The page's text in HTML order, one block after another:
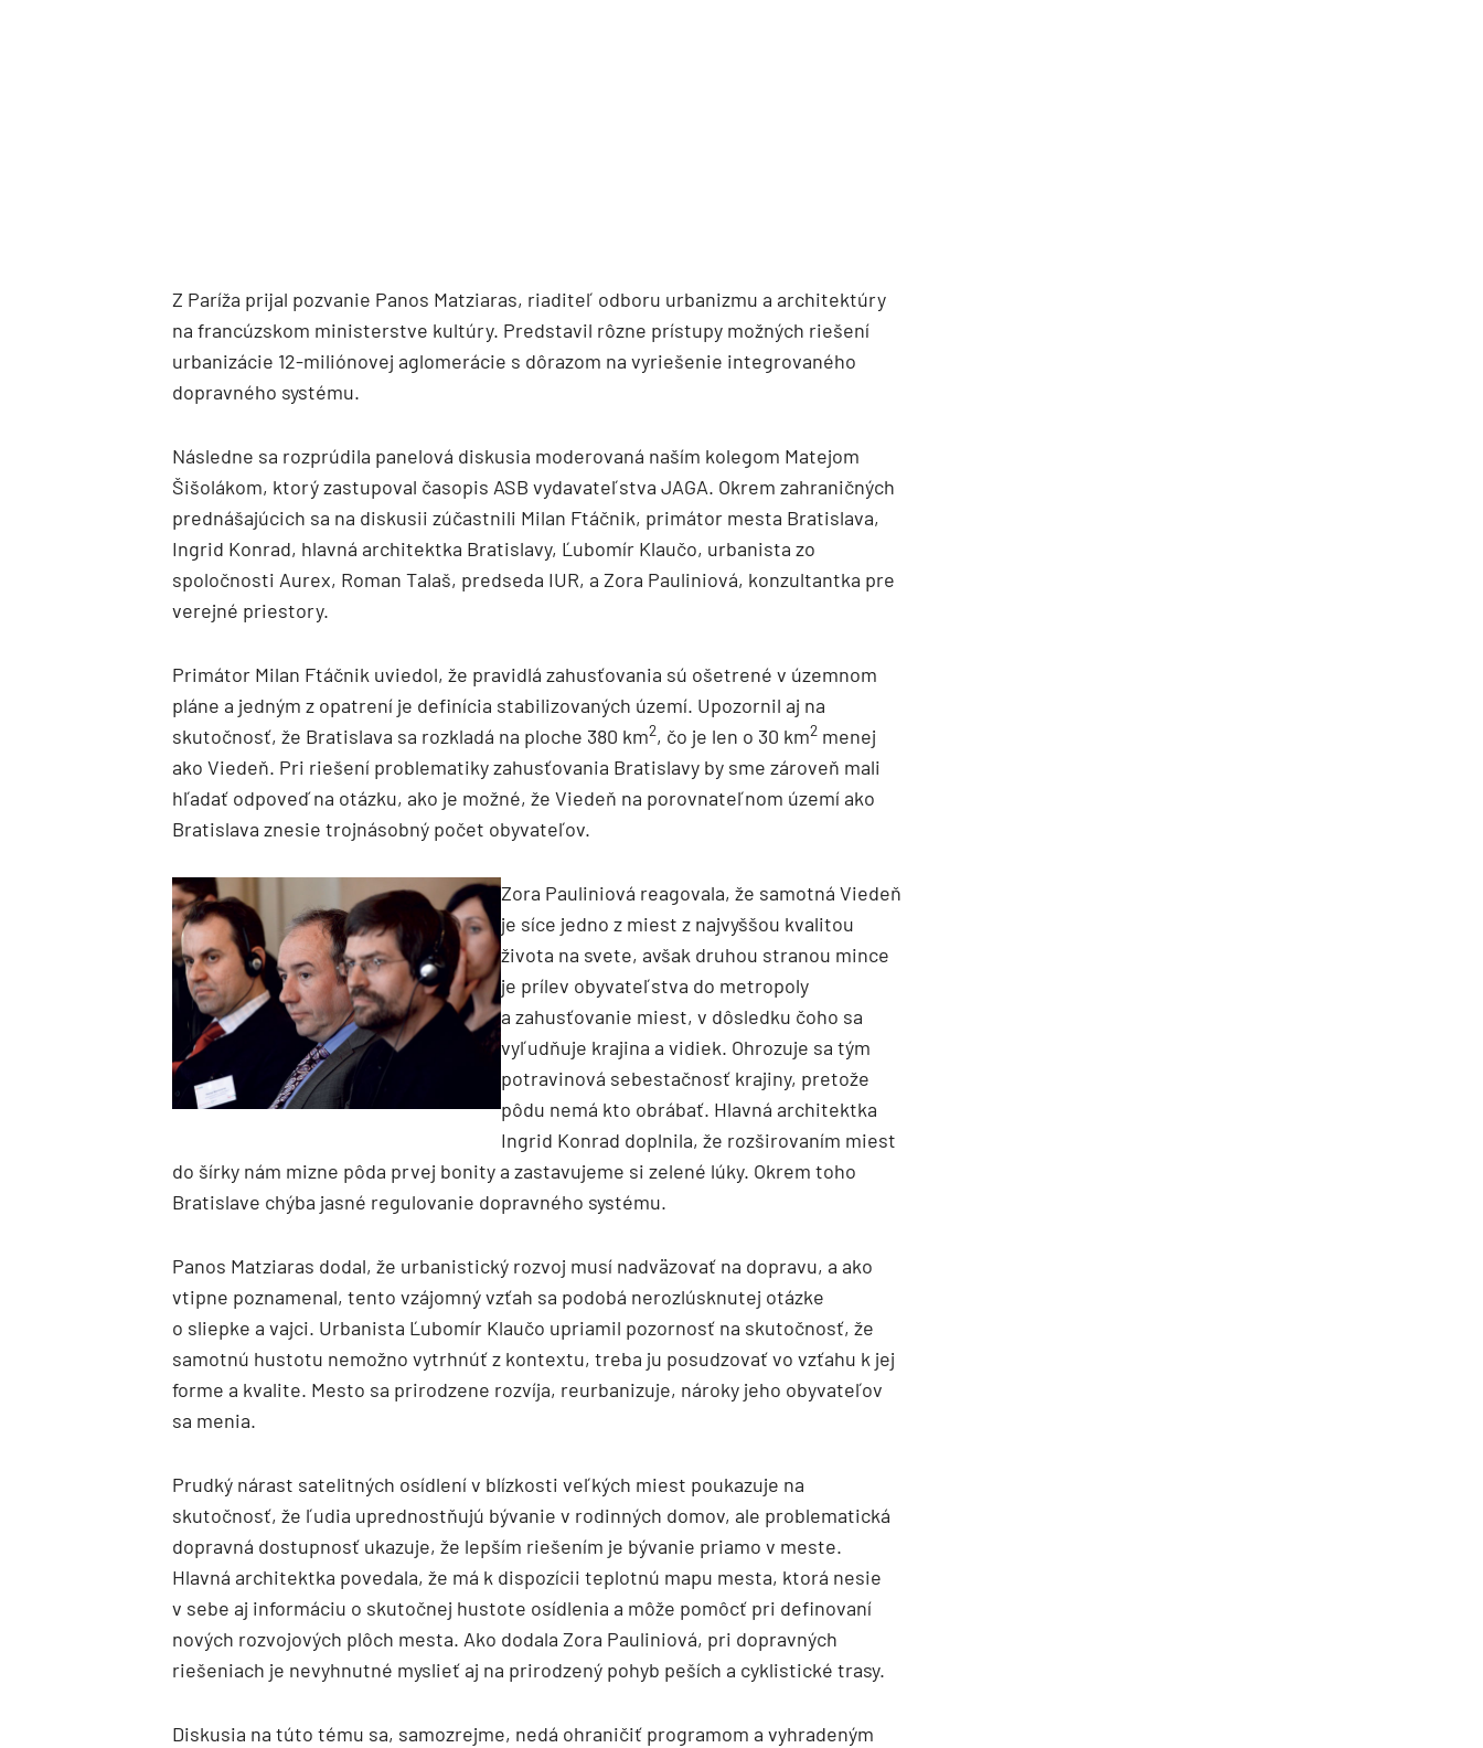
Z Paríža prijal pozvanie Panos Matziaras, riaditeľ odboru urbanizmu a architektúry
na francúzskom ministerstve kultúry. Predstavil rôzne prístupy možných riešení
urbanizácie 12-miliónovej aglomerácie s dôrazom na vyriešenie integrovaného
dopravného systému.
Následne sa rozprúdila panelová diskusia moderovaná naším kolegom Matejom
Šišolákom, ktorý zastupoval časopis ASB vydavateľstva JAGA. Okrem zahraničných
prednášajúcich sa na diskusii zúčastnili Milan Ftáčnik, primátor mesta Bratislava,
Ingrid Konrad, hlavná architektka Bratislavy, Ľubomír Klaučo, urbanista zo
spoločnosti Aurex, Roman Talaš, predseda IUR, a Zora Pauliniová, konzultantka pre
verejné priestory.
Primátor Milan Ftáčnik uviedol, že pravidlá zahusťovania sú ošetrené v územnom
pláne a jedným z opatrení je definícia stabilizovaných území. Upozornil aj na
skutočnosť, že Bratislava sa rozkladá na ploche 380 km2, čo je len o 30 km2 menej
ako Viedeň. Pri riešení problematiky zahusťovania Bratislavy by sme zároveň mali
hľadať odpoveď na otázku, ako je možné, že Viedeň na porovnateľnom území ako
Brati­slava znesie trojnásobný počet obyvateľov.
Zora Pauliniová reagovala, že samotná Viedeň
je síce jedno z miest z najvyššou kvalitou
života na svete, avšak druhou stranou mince
je prílev obyvateľstva do metropoly
a zahusťovanie miest, v dôsledku čoho sa
vyľudňuje krajina a vidiek. Ohrozuje sa tým
potravinová sebestačnosť krajiny, pretože
pôdu nemá kto obrábať. Hlavná architektka
Ingrid Konrad doplnila, že rozširovaním miest
do šírky nám mizne pôda prvej bonity a zastavujeme si zelené lúky. Okrem toho
Bratislave chýba jasné regulovanie dopravného systému.
Panos Matziaras dodal, že urbanistický rozvoj musí nadväzovať na dopravu, a ako
vtipne poznamenal, tento vzájomný vzťah sa podobá nerozlúsknutej otázke
o sliepke a vajci. Urbanista Ľubomír Klaučo upriamil pozornosť na skutočnosť, že
samotnú hustotu nemožno vytrhnúť z kontextu, treba ju posudzovať vo vzťahu k jej
forme a kvalite. Mesto sa prirodzene rozvíja, reurbanizuje, nároky jeho obyvateľov
sa menia.
Prudký nárast satelitných osídlení v blízkosti veľkých miest poukazuje na
skutočnosť, že ľudia uprednostňujú bývanie v rodinných domov, ale problematická
dopravná dostupnosť ukazuje, že lepším riešením je bývanie priamo v meste.
Hlavná architektka povedala, že má k dispozícii teplotnú mapu mesta, ktorá nesie
v sebe aj informáciu o skutočnej hustote osídlenia a môže pomôcť pri definovaní
nových rozvojových plôch mesta. Ako dodala Zora Pauliniová, pri dopravných
riešeniach je nevyhnutné myslieť aj na prirodzený pohyb peších a cyklistické trasy.
Diskusia na túto tému sa, samozrejme, nedá ohraničiť programom a vyhradeným